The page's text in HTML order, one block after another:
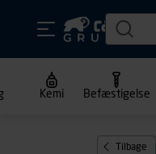
Kemi Befæstigelse
Tilbage